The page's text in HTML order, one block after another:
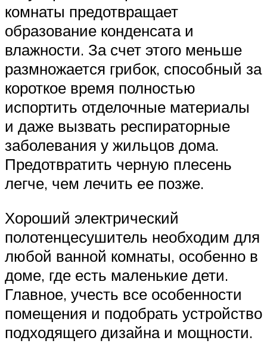
комнаты предотвращает
образование конденсата и
влажности. За счет этого меньше
размножается грибок, способный за
короткое время полностью
испортить отделочные материалы
и даже вызвать респираторные
заболевания у жильцов дома.
Предотвратить черную плесень
легче, чем лечить ее позже.
Хороший электрический
полотенцесушитель необходим для
любой ванной комнаты, особенно в
доме, где есть маленькие дети.
Главное, учесть все особенности
помещения и подобрать устройство
подходящего дизайна и мощности.